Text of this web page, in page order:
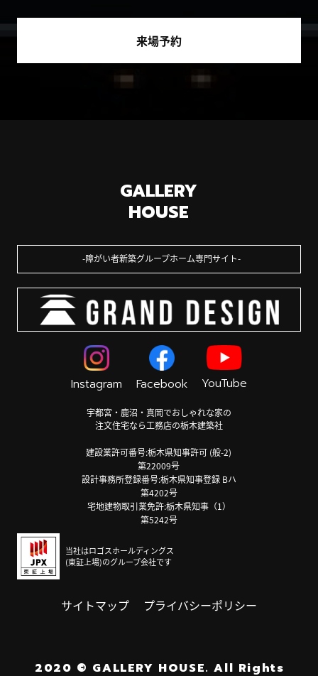
来場予約
GALLERY
HOUSE
障がい者新築グループホーム専門サイト
Instagram Facebook YouTube
宇都宮・鹿沼・真岡でおしゃれな家の
注文住宅なら工務店の栃木建築社
建設業許可番号:栃木県知事許可 (般-2)
第22009号
設計事務所登録番号:栃木県知事登録 Bハ
第4202号
宅地建物取引業免許:栃木県知事（1）
第5242号
当社はロゴスホールディングス
(東証上場)のグループ会社です
サイトマップ プライバシーポリシー
2020 © GALLERY HOUSE. All Rights